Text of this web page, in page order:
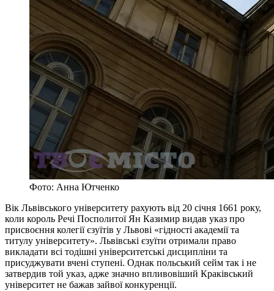
Фото: Анна Ютченко
Вік Львівського університету рахують від 20 січня 1661 року,
коли король Речі Посполитої Ян Казимир видав указ про
присвоєння колегії єзуїтів у Львові «гідності академії та
титулу університету». Львівські єзуїти отримали право
викладати всі тодішні університетські дисципліни та
присуджувати вчені ступені. Однак польський сейм так і не
затвердив той указ, адже значно впливовіший Краківський
університет не бажав зайвої конкуренції.